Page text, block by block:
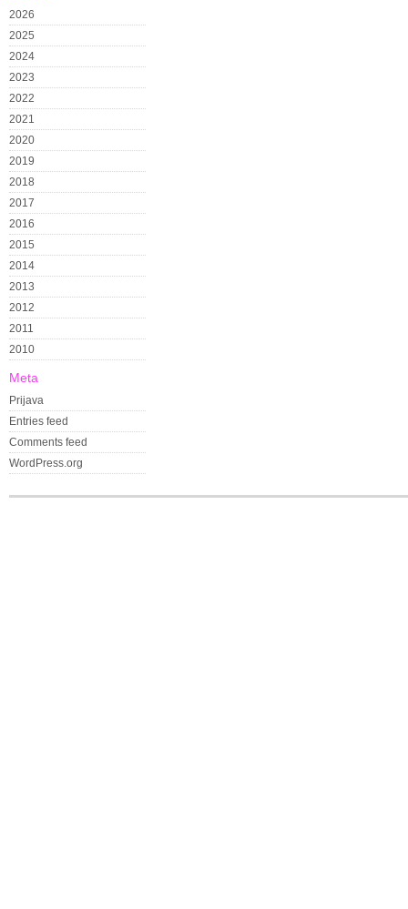
2026
2025
2024
2023
2022
2021
2020
2019
2018
2017
2016
2015
2014
2013
2012
2011
2010
Meta
Prijava
Entries feed
Comments feed
WordPress.org